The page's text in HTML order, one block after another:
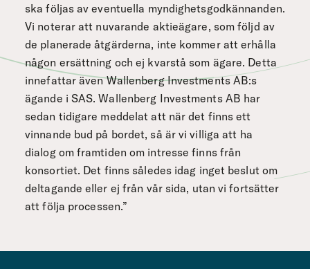
ska följas av eventuella myndighetsgodkännanden.
Vi noterar att nuvarande aktieägare, som följd av
de planerade åtgärderna, inte kommer att erhålla
någon ersättning och ej kvarstå som ägare. Detta
innefattar även Wallenberg Investments AB:s
ägande i SAS. Wallenberg Investments AB har
sedan tidigare meddelat att när det finns ett
vinnande bud på bordet, så är vi villiga att ha
dialog om framtiden om intresse finns från
konsortiet. Det finns således idag inget beslut om
deltagande eller ej från vår sida, utan vi fortsätter
att följa processen.”